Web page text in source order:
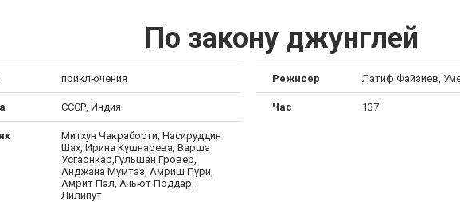
По закону джунглей
приключения
СССР, Индия
Митхун Чакраборти, Насируддин
Шах, Ирина Кушнарева, Варша
Усгаонкар,Гульшан Гровер,
Анджана Мумтаз, Амриш Пури,
Амрит Пал, Ачьют Поддар,
Лилипут
Режисер Латиф Файзиев,
Час 137